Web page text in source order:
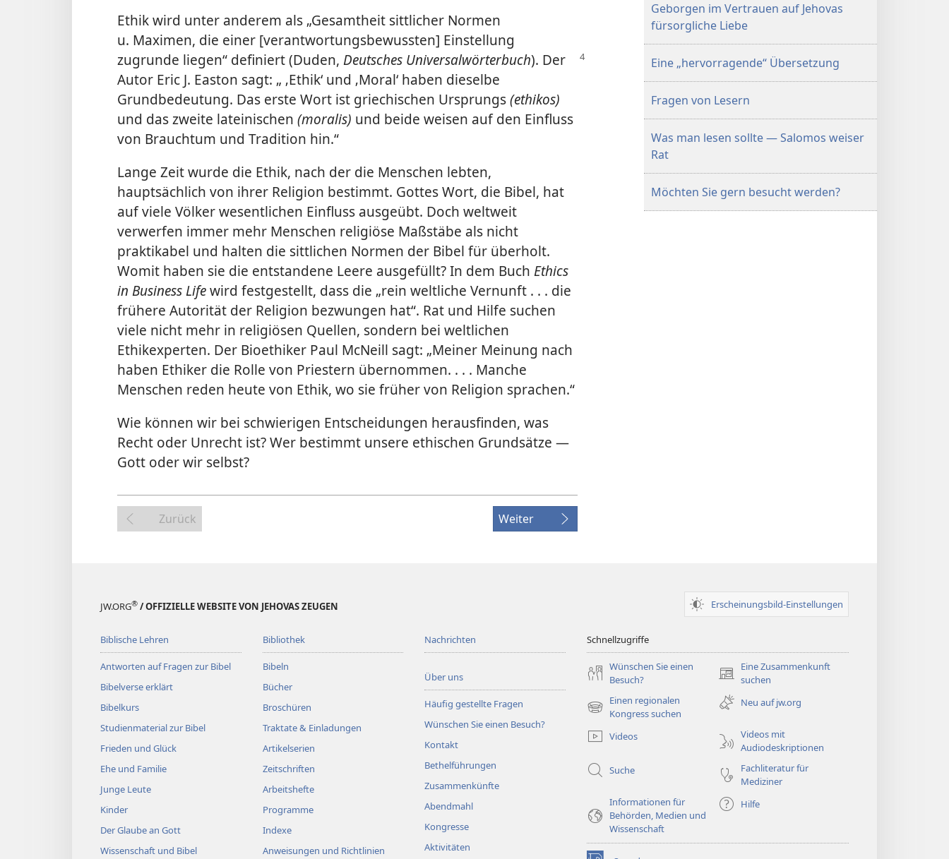
Ethik wird unter anderem als „Gesamtheit sittlicher Normen
u. Maximen, die einer [verantwortungsbewussten] Einstellung
zugrunde liegen“ definiert (Duden, Deutsches Universalwörterbuch). Der
Autor Eric J. Easton sagt: „ ‚Ethik‘ und ‚Moral‘ haben dieselbe
Grundbedeutung. Das erste Wort ist griechischen Ursprungs(ethikos)
und das zweite lateinischen (moralis) und beide weisen auf den Einfluss
von Brauchtum und Tradition hin.“
Lange Zeit wurde die Ethik, nach der die Menschen lebten,
hauptsächlich von ihrer Religion bestimmt. Gottes Wort, die Bibel, hat
auf viele Völker wesentlichen Einfluss ausgeübt. Doch weltweit
verwerfen immer mehr Menschen religiöse Maßstäbe als nicht
praktikabel und halten die sittlichen Normen der Bibel für überholt.
Womit haben sie die entstandene Leere ausgefüllt? In dem Buch Ethics
in Business Lifewird festgestellt, dass die „rein weltliche Vernunft . . . die
frühere Autorität der Religion bezwungen hat“. Rat und Hilfe suchen
viele nicht mehr in religiösen Quellen, sondern bei weltlichen
Ethikexperten. Der Bioethiker Paul McNeill sagt: „Meiner Meinung nach
haben Ethiker die Rolle von Priestern übernommen. . . . Manche
Menschen reden heute von Ethik, wo sie früher von Religion sprachen.“
Wie können wir bei schwierigen Entscheidungen herausfinden, was
Recht oder Unrecht ist? Wer bestimmt unsere ethischen Grundsätze —
Gott oder wir selbst?
Zurück Weiter
Geborgen im Vertrauen auf Jehovas
fürsorgliche Liebe
Eine „hervorragende“ Übersetzung
Fragen von Lesern
Was man lesen sollte — Salomos weiser
Rat
Möchten Sie gern besucht werden?
JW.ORG® / OFFIZIELLE WEBSITE VON JEHOVAS ZEUGEN Erscheinungsbild-Einstellungen
Biblische Lehren
Antworten auf Fragen zur Bibel
Bibelverse erklärt
Bibelkurs
Studienmaterial zur Bibel
Frieden und Glück
Ehe und Familie
Junge Leute
Kinder
Der Glaube an Gott
Wissenschaft und Bibel
Bibliothek
Bibeln
Bücher
Broschüren
Traktate & Einladungen
Artikelserien
Zeitschriften
Arbeitshefte
Programme
Indexe
Anweisungen und Richtlinien
Nachrichten
Über uns
Häufig gestellte Fragen
Wünschen Sie einen Besuch?
Kontakt
Bethelführungen
Zusammenkünfte
Abendmahl
Kongresse
Aktivitäten
Schnellzugriffe
Wünschen Sie einen
Besuch?
Eine Zusammenkunft
suchen
(öffnet
neues
Fenster)
Einen regionalen
Kongress suchen
(öffnet
Fenster)
Neu auf jw.org
Videos
Videos mit
Audiodeskriptionen
Suche
Fachliteratur für
Mediziner
Informationen für
Behörden, Medien und
Wissenschaft
Hilfe